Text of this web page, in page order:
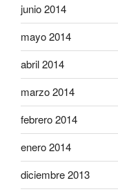
junio 2014
mayo 2014
abril 2014
marzo 2014
febrero 2014
enero 2014
diciembre 2013